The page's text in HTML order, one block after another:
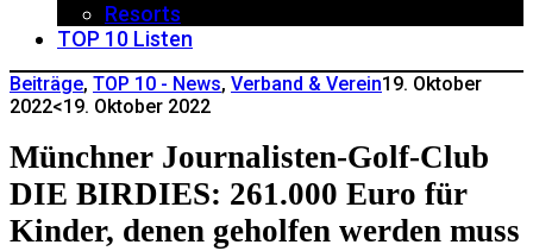
Resorts
TOP 10 Listen
Beiträge, TOP 10 - News, Verband & Verein19. Oktober
2022<19. Oktober 2022
Münchner Journalisten-Golf-Club
DIE BIRDIES: 261.000 Euro für
Kinder, denen geholfen werden muss